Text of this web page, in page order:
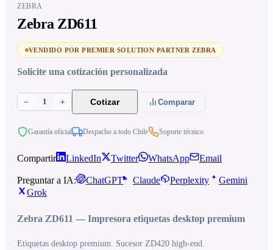
ZEBRA
Zebra ZD611
VENDIDO POR PREMIER SOLUTION PARTNER ZEBRA
Solicite una cotización personalizada
− 1 + Cotizar Comparar
Garantía oficial Despacho a todo Chile Soporte técnico
Compartir LinkedIn Twitter WhatsApp Email
Preguntar a IA: ChatGPT Claude Perplexity
Gemini
Grok
Zebra ZD611 — Impresora etiquetas desktop premium
Etiquetas desktop premium. Sucesor ZD420 high-end.